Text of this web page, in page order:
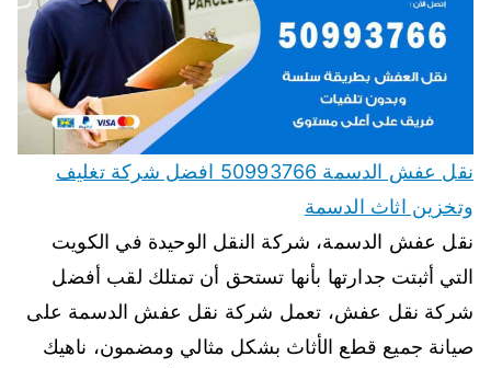
نقل عفش الدسمة 50993766 افضل شركة تغليف
وتخزين اثاث الدسمة
نقل عفش الدسمة، شركة النقل الوحيدة في الكويت
التي أثبتت جدارتها بأنها تستحق أن تمتلك لقب أفضل
شركة نقل عفش، تعمل شركة نقل عفش الدسمة على
صيانة جميع قطع الأثاث بشكل مثالي ومضمون، ناهيك